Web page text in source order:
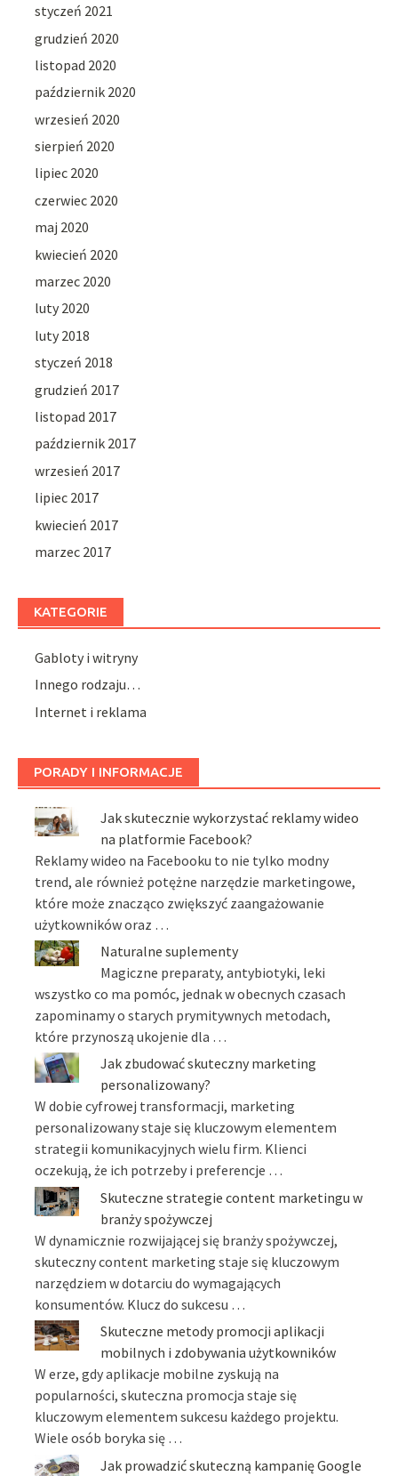
styczeń 2021
grudzień 2020
listopad 2020
październik 2020
wrzesień 2020
sierpień 2020
lipiec 2020
czerwiec 2020
maj 2020
kwiecień 2020
marzec 2020
luty 2020
luty 2018
styczeń 2018
grudzień 2017
listopad 2017
październik 2017
wrzesień 2017
lipiec 2017
kwiecień 2017
marzec 2017
KATEGORIE
Gabloty i witryny
Innego rodzaju…
Internet i reklama
PORADY I INFORMACJE
Jak skutecznie wykorzystać reklamy wideo
na platformie Facebook?
Reklamy wideo na Facebooku to nie tylko modny
trend, ale również potężne narzędzie marketingowe,
które może znacząco zwiększyć zaangażowanie
użytkowników oraz …
Naturalne suplementy
Magiczne preparaty, antybiotyki, leki
wszystko co ma pomóc, jednak w obecnych czasach
zapominamy o starych prymitywnych metodach,
które przynoszą ukojenie dla …
Jak zbudować skuteczny marketing
personalizowany?
W dobie cyfrowej transformacji, marketing
personalizowany staje się kluczowym elementem
strategii komunikacyjnych wielu firm. Klienci
oczekują, że ich potrzeby i preferencje …
Skuteczne strategie content marketingu w
branży spożywczej
W dynamicznie rozwijającej się branży spożywczej,
skuteczny content marketing staje się kluczowym
narzędziem w dotarciu do wymagających
konsumentów. Klucz do sukcesu …
Skuteczne metody promocji aplikacji
mobilnych i zdobywania użytkowników
W erze, gdy aplikacje mobilne zyskują na
popularności, skuteczna promocja staje się
kluczowym elementem sukcesu każdego projektu.
Wiele osób boryka się …
Jak prowadzić skuteczną kampanię Google